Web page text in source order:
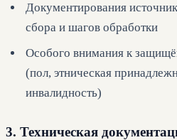
Документирования
сбора и шагов обработки
Особого внимания к
(пол, этническая
инвалидность)
3. Техническая